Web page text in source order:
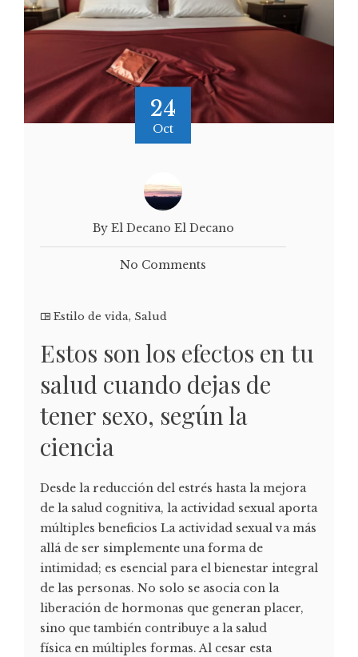
24
Oct
By El Decano El Decano
No Comments
Estilo de vida, Salud
Estos son los efectos en tu
salud cuando dejas de
tener sexo, según la
ciencia
Desde la reducción del estrés hasta la mejora
de la salud cognitiva, la actividad sexual aporta
múltiples beneficios La actividad sexual va más
allá de ser simplemente una forma de
intimidad; es esencial para el bienestar integral
de las personas. No solo se asocia con la
liberación de hormonas que generan placer,
sino que también contribuye a la salud
física en múltiples formas. Al cesar esta